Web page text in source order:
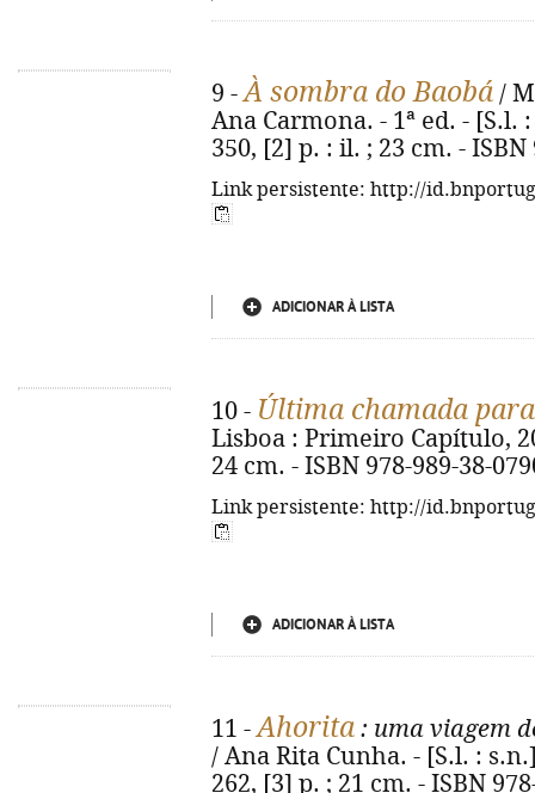
9 -À sombra do Baobá /
Ana Carmona. - 1ª ed. - [S.l.
350, [2] p. : il. ; 23 cm. - ISBN
Link persistente: http://
ADICIONAR À LISTA
10 - Última chamada
Lisboa : Primeiro Capítulo,
24 cm. - ISBN 978-989-38-
Link persistente: http://
ADICIONAR À LISTA
11 -Ahorita : uma viagem
/ Ana Rita Cunha. - [S.l. :
262, [3] p. ; 21 cm. - ISBN